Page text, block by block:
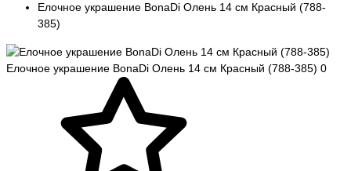
Елочное украшение BonaDi Олень 14 см Красный (788-
385)
Елочное украшение BonaDi Олень 14 см Красный (788-385) 0